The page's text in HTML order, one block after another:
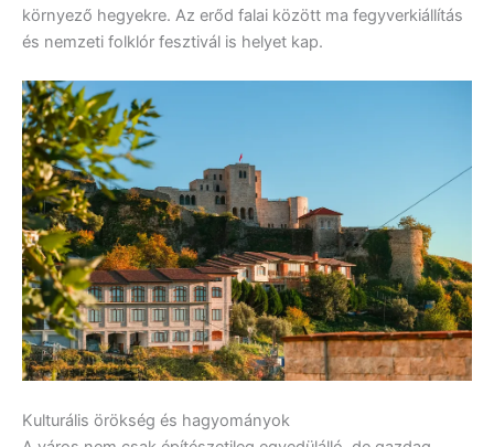
környező hegyekre. Az erőd falai között ma fegyverkiállítás
és nemzeti folklór fesztivál is helyet kap.
Kulturális örökség és hagyományok